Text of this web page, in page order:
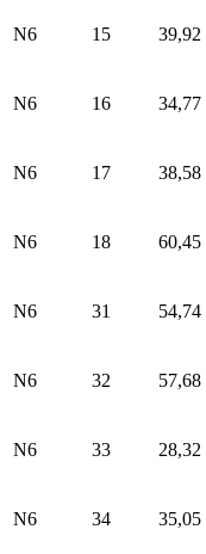
N6 15 39,92
N6 16 34,77
N6 17 38,58
N6 18 60,45
N6 31 54,74
N6 32 57,68
N6 33 28,32
N6 34 35,05